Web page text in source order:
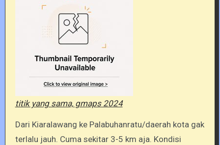
titik yang sama, gmaps 2024
Dari Kiaralawang ke Palabuhanratu/daerah kota gak
terlalu jauh. Cuma sekitar 3-5 km aja. Kondisi